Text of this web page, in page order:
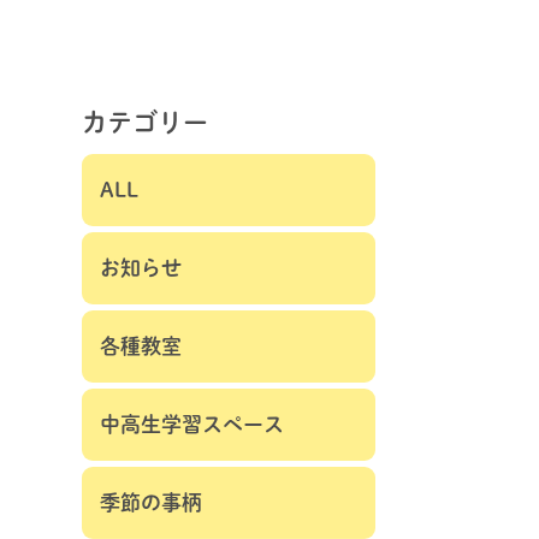
カテゴリー
ALL
お知らせ
各種教室
中高生学習スペース
季節の事柄